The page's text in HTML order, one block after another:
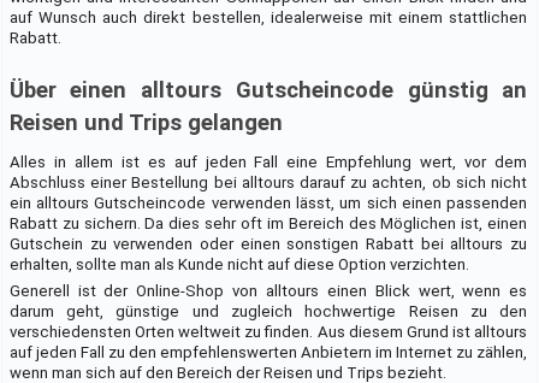
auf Wunsch auch direkt bestellen, idealerweise mit einem stattlichen
Rabatt.
Über einen alltours Gutscheincode günstig an
Reisen und Trips gelangen
Alles in allem ist es auf jeden Fall eine Empfehlung wert, vor dem
Abschluss einer Bestellung bei alltours darauf zu achten, ob sich nicht
ein alltours Gutscheincode verwenden lässt, um sich einen passenden
Rabatt zu sichern. Da dies sehr oft im Bereich des Möglichen ist, einen
Gutschein zu verwenden oder einen sonstigen Rabatt bei alltours zu
erhalten, sollte man als Kunde nicht auf diese Option verzichten.
Generell ist der Online-Shop von alltours einen Blick wert, wenn es
darum geht, günstige und zugleich hochwertige Reisen zu den
verschiedensten Orten weltweit zu finden. Aus diesem Grund ist alltours
auf jeden Fall zu den empfehlenswerten Anbietern im Internet zu zählen,
wenn man sich auf den Bereich der Reisen und Trips bezieht.